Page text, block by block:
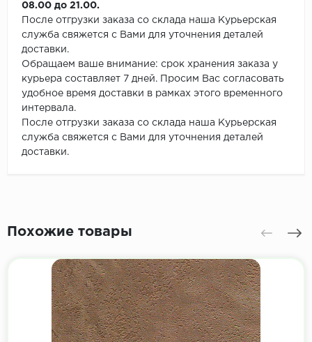
08.00 до 21.00.
После отгрузки заказа со склада наша Курьерская
служба свяжется с Вами для уточнения деталей
доставки.
Обращаем ваше внимание: срок хранения заказа у
курьера составляет 7 дней. Просим Вас согласовать
удобное время доставки в рамках этого временного
интервала.
После отгрузки заказа со склада наша Курьерская
служба свяжется с Вами для уточнения деталей
доставки.
Похожие товары